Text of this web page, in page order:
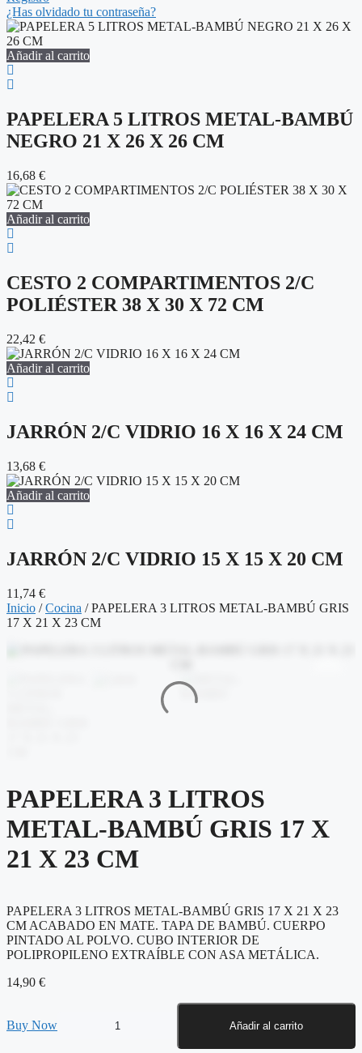
¿Has olvidado tu contraseña?
Añadir al carrito
PAPELERA 5 LITROS METAL-BAMBÚ
NEGRO 21 X 26 X 26 CM
16,68 €
Añadir al carrito
CESTO 2 COMPARTIMENTOS 2/C
POLIÉSTER 38 X 30 X 72 CM
22,42 €
Añadir al carrito
JARRÓN 2/C VIDRIO 16 X 16 X 24 CM
13,68 €
Añadir al carrito
JARRÓN 2/C VIDRIO 15 X 15 X 20 CM
11,74 €
Inicio /Cocina / PAPELERA 3 LITROS METAL-BAMBÚ GRIS
17 X 21 X 23 CM
PAPELERA 3 LITROS
METAL-BAMBÚ GRIS 17 X
21 X 23 CM
PAPELERA 3 LITROS METAL-BAMBÚ GRIS 17 X 21 X 23
CM ACABADO EN MATE. TAPA DE BAMBÚ. CUERPO
PINTADO AL POLVO. CUBO INTERIOR DE
POLIPROPILENO EXTRAÍBLE CON ASA METÁLICA.
14,90 €
Buy Now
PAPELERA
Añadir al carrito